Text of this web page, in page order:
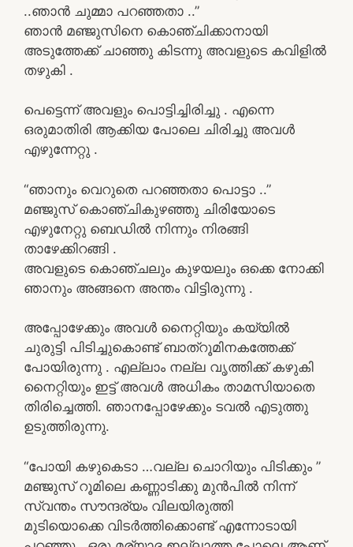
..ഞാൻ ചുമ്മാ പറഞ്ഞതാ ..”
ഞാൻ മഞ്ജുസിനെ കൊഞ്ചിക്കാനായി
അടുത്തേക്ക് ചാഞ്ഞു കിടന്നു അവളുടെ കവിളിൽ
തഴുകി .
പെട്ടെന്ന് അവളും പൊട്ടിച്ചിരിച്ചു . എന്നെ
ഒരുമാതിരി ആക്കിയ പോലെ ചിരിച്ചു അവൾ
എഴുന്നേറ്റു .
“ഞാനും വെറുതെ പറഞ്ഞതാ പൊട്ടാ ..”
മഞ്ജുസ് കൊഞ്ചികുഴഞ്ഞു ചിരിയോടെ
എഴുനേറ്റു ബെഡിൽ നിന്നും നിരങ്ങി
താഴേക്കിറങ്ങി .
അവളുടെ കൊഞ്ചലും കുഴയലും ഒക്കെ നോക്കി
ഞാനും അങ്ങനെ അന്തം വിട്ടിരുന്നു .
അപ്പോഴേക്കും അവൾ നൈറ്റിയും കയ്യിൽ
ചുരുട്ടി പിടിച്ചുകൊണ്ട് ബാത്റൂമിനകത്തേക്ക്
പോയിരുന്നു . എല്ലാം നല്ല വൃത്തിക്ക് കഴുകി
നൈറ്റിയും ഇട്ട് അവൾ അധികം താമസിയാതെ
തിരിച്ചെത്തി. ഞാനപ്പോഴേക്കും ടവൽ എടുത്തു
ഉടുത്തിരുന്നു.
“പോയി കഴുകെടാ …വല്ല ചൊറിയും പിടിക്കും ”
മഞ്ജുസ് റൂമിലെ കണ്ണാടിക്കു മുൻപിൽ നിന്ന്
സ്വന്തം സൗന്ദര്യം വിലയിരുത്തി
മുടിയൊക്കെ വിടർത്തിക്കൊണ്ട് എന്നോടായി